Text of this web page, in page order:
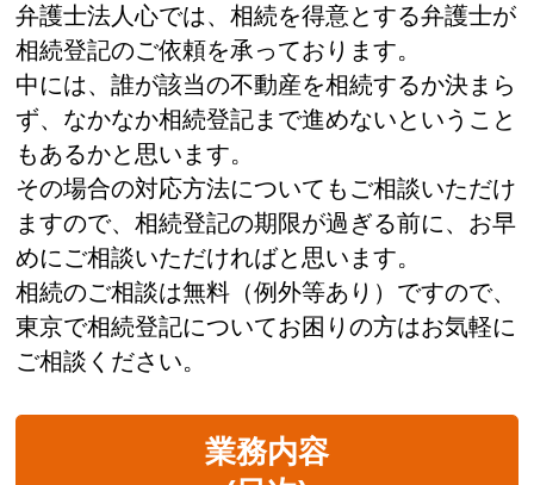
業務内容
弁護士法人心では、相続を得意とする弁護士が
相続登記のご依頼を承っております。
中には、誰が該当の不動産を相続するか決まら
ず、なかなか相続登記まで進めないということ
もあるかと思います。
その場合の対応方法についてもご相談いただけ
ますので、相続登記の期限が過ぎる前に、お早
めにご相談いただければと思います。
相続のご相談は無料（例外等あり）ですので、
東京で相続登記についてお困りの方はお気軽に
ご相談ください。